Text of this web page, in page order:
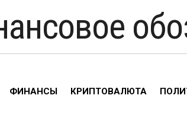
ФИНАНСЫ КРИПТОВАЛЮТА